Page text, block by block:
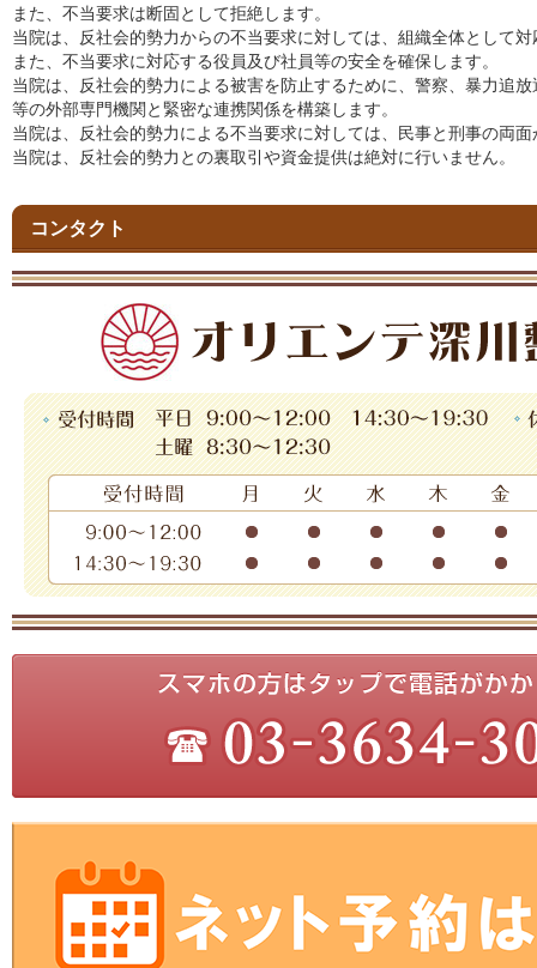
また、不当要求は断固として拒絶します。
当院は、反社会的勢力からの不当要求に対しては、組織全体として
また、不当要求に対応する役員及び社員等の安全を確保します。
当院は、反社会的勢力による被害を防止するために、警察、暴力追
等の外部専門機関と緊密な連携関係を構築します。
当院は、反社会的勢力による不当要求に対しては、民事と刑事の両
当院は、反社会的勢力との裏取引や資金提供は絶対に行いません。
コンタクト